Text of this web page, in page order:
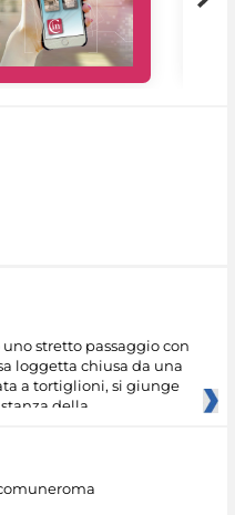
uno stretto passaggio con
loggetta chiusa da una
a tortiglioni, si giunge
della